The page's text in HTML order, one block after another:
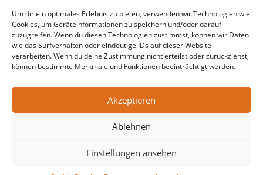
Um dir ein optimales Erlebnis zu bieten, verwenden wir Technologien wie
Cookies, um Geräteinformationen zu speichern und/oder darauf
zuzugreifen. Wenn du diesen Technologien zustimmst, können wir Daten
wie das Surfverhalten oder eindeutige IDs auf dieser Website
verarbeiten. Wenn du deine Zustimmung nicht erteilst oder zurückziehst,
können bestimmte Merkmale und Funktionen beeinträchtigt werden.
Akzeptieren
Ablehnen
Einstellungen ansehen
September 2020
August 2020
Juli 2020
© Copyright CAT Communications, 2026